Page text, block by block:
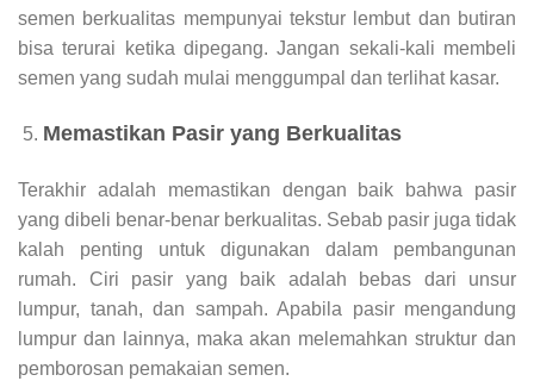
semen berkualitas mempunyai tekstur lembut dan butiran
bisa terurai ketika dipegang. Jangan sekali-kali membeli
semen yang sudah mulai menggumpal dan terlihat kasar.
Memastikan Pasir yang Berkualitas
Terakhir adalah memastikan dengan baik bahwa pasir
yang dibeli benar-benar berkualitas. Sebab pasir juga tidak
kalah penting untuk digunakan dalam pembangunan
rumah. Ciri pasir yang baik adalah bebas dari unsur
lumpur, tanah, dan sampah. Apabila pasir mengandung
lumpur dan lainnya, maka akan melemahkan struktur dan
pemborosan pemakaian semen.